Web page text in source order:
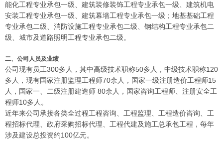
能化工程专业承包一级、建筑装修装饰工程专业承包一级、建筑机电
安装工程专业承包一级、建筑幕墙工程专业承包一级；地基基础工程
专业承包二级、消防设施工程专业承包二级、钢结构工程专业承包二
级、城市及道路照明工程专业承包二级。
二、公司人员及业绩
公司现有员工300多人，其中高级技术职称50多人，中级技术职称120
多人，现有国家注册监理工程师70余人，国家一级注册造价工程师15
人，国家一、二级注册建造师 80余人，国家咨询工程师、注册安全工
程师10多人。
近年来公司承接各类全过程工程咨询、工程监理、工程造价咨询、工
程招标代理、政府采购招标代理、工程代建及施工总承包工程，每年
涉及建设总投资约100亿元。